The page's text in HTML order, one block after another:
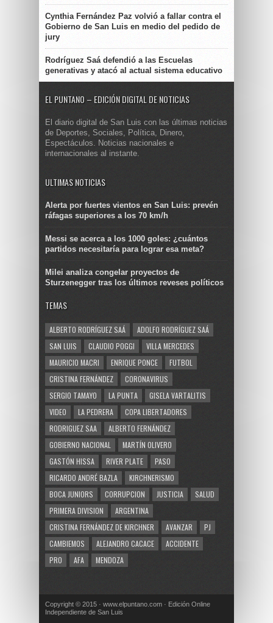
Cynthia Fernández Paz volvió a fallar contra el
Gobierno de San Luis en medio del pedido de
jury
Rodríguez Saá defendió a las Escuelas
generativas y atacó al actual sistema educativo
EL PUNTANO – EDICIÓN DIGITAL DE NOTICIAS
El diario digital de San Luis con las últimas noticias
de Deportes, Sociales, Política, Dinero,
Espectáculos. Noticias nacionales e
internacionales al instante.
ULTIMAS NOTICIAS
Alerta por fuertes vientos en San Luis: prevén
ráfagas superiores a los 70 km/h
Messi se acerca a los 1000 goles: ¿cuántos
partidos necesitaría para lograr esa meta?
Milei analiza congelar proyectos de
Sturzenegger tras los últimos reveses políticos
TEMAS
ALBERTO RODRÍGUEZ SAÁ
ADOLFO RODRÍGUEZ SAÁ
SAN LUIS
CLAUDIO POGGI
VILLA MERCEDES
MAURICIO MACRI
ENRIQUE PONCE
FUTBOL
CRISTINA FERNÁNDEZ
CORONAVIRUS
SERGIO TAMAYO
LA PUNTA
GISELA VARTALITIS
VIDEO
LA PEDRERA
COPA LIBERTADORES
RODRIGUEZ SAA
ALBERTO FERNÁNDEZ
GOBIERNO NACIONAL
MARTÍN OLIVERO
GASTÓN HISSA
RIVER PLATE
PASO
RICARDO ANDRÉ BAZLA
KIRCHNERISMO
BOCA JUNIORS
CORRUPCION JUSTICIA
SALUD
PRIMERA DIVISION
ARGENTINA
CRISTINA FERNÁNDEZ DE KIRCHNER
AVANZAR
PJ
CAMBIEMOS
ALEJANDRO CACACE
ACCIDENTE
PRO
AFA MENDOZA
Copyright © 2015 · www.elpuntano.com · Edición Online
Independiente de San Luis